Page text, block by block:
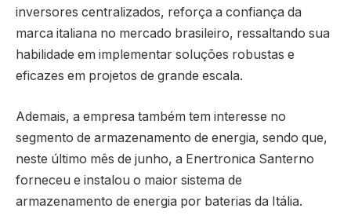
inversores centralizados, reforça a confiança da
marca italiana no mercado brasileiro, ressaltando sua
habilidade em implementar soluções robustas e
eficazes em projetos de grande escala.
Ademais, a empresa também tem interesse no
segmento de armazenamento de energia, sendo que,
neste último mês de junho, a Enertronica Santerno
forneceu e instalou o maior sistema de
armazenamento de energia por baterias da Itália.